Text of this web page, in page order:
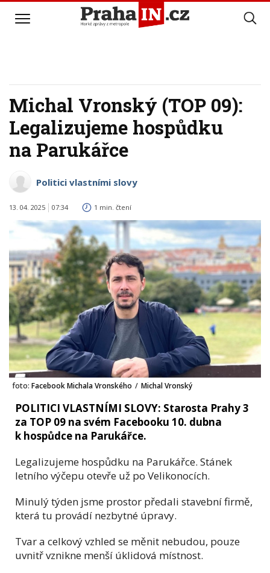
Michal Vronský (TOP 09):
Legalizujeme hospůdku
na Parukářce
Politici vlastními slovy
13. 04. 2025 07:34 1 min. čtení
foto: Facebook Michala Vronského / Michal Vronský
POLITICI VLASTNÍMI SLOVY: Starosta Prahy 3
za TOP 09 na svém Facebooku 10. dubna
k hospůdce na Parukářce.
Legalizujeme hospůdku na Parukářce. Stánek
letního výčepu otevře už po Velikonocích.
Minulý týden jsme prostor předali stavební firmě,
která tu provádí nezbytné úpravy.
Tvar a celkový vzhled se měnit nebudou, pouze
uvnitř vznikne menší úklidová místnost.